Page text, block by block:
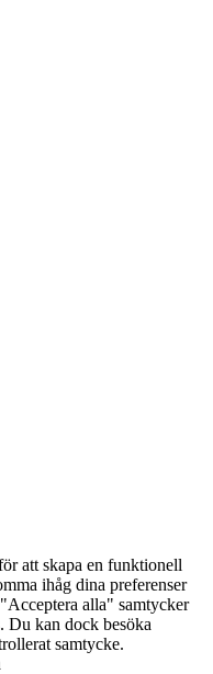
att skapa en funktionell
ihåg dina preferenser
alla" samtycker
kan dock besöka
samtycke.